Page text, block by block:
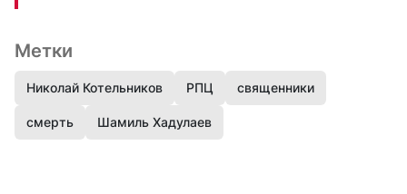
Метки
Николай Котельников РПЦ священники
смерть Шамиль Хадулаев